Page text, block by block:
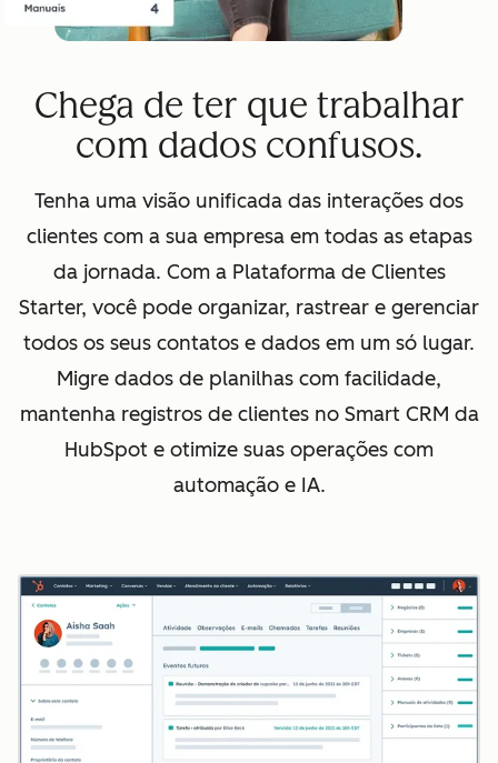
Chega de ter que trabalhar
com dados confusos.
Tenha uma visão unificada das interações dos
clientes com a sua empresa em todas as etapas
da jornada. Com a Plataforma de Clientes
Starter, você pode organizar, rastrear e gerenciar
todos os seus contatos e dados em um só lugar.
Migre dados de planilhas com facilidade,
mantenha registros de clientes no Smart CRM da
HubSpot e otimize suas operações com
automação e IA.